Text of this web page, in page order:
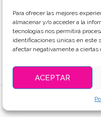
Para ofrecer las mejores
almacenar y/o acceder a la
tecnologías nos permitirá
identificaciones únicas en este
afectar negativamente a
ACEPTAR
DESCRIPCIÓN